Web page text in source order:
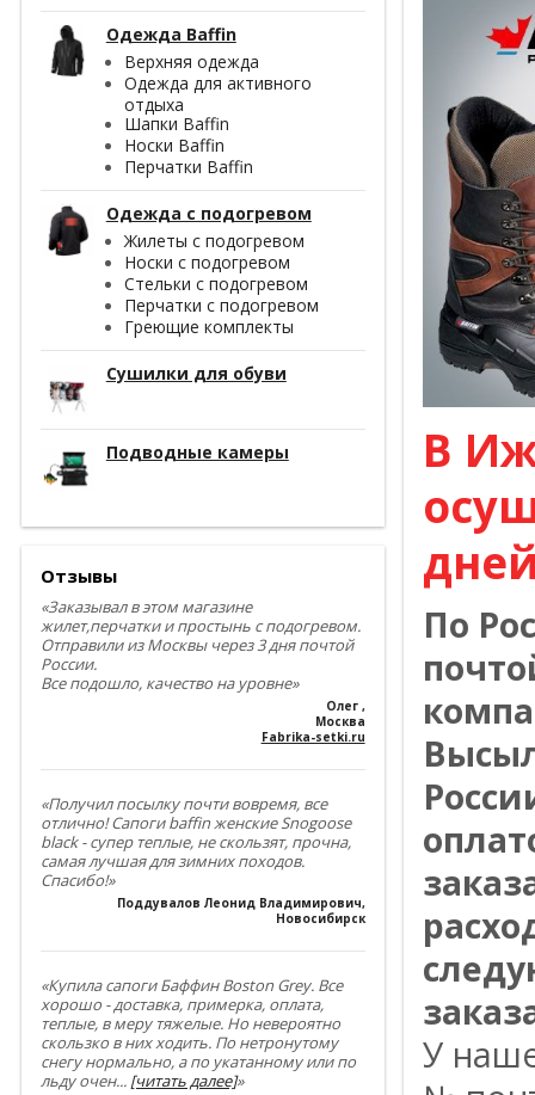
Одежда Baffin
Верхняя одежда
Одежда для активного
отдыха
Шапки Baffin
Носки Baffin
Перчатки Baffin
Одежда с подогревом
Жилеты с подогревом
Носки с подогревом
Стельки с подогревом
Перчатки с подогревом
Греющие комплекты
Сушилки для обуви
Подводные камеры
Отзывы
«Заказывал в этом магазине
жилет,перчатки и простынь с подогревом.
Отправили из Москвы через 3 дня почтой
России.
Все подошло, качество на уровне»
Олег ,
Москва
Fabrika-setki.ru
«Получил посылку почти вовремя, все
отлично! Сапоги baffin женские Snogoose
black - супер теплые, не скользят, прочна,
самая лучшая для зимних походов.
Спасибо!»
Поддувалов Леонид Владимирович,
Новосибирск
«Купила сапоги Баффин Boston Grey. Все
хорошо - доставка, примерка, оплата,
теплые, в меру тяжелые. Но невероятно
скользко в них ходить. По нетронутому
снегу нормально, а по укатанному или по
льду очен... [читать далее]»
В
По
У